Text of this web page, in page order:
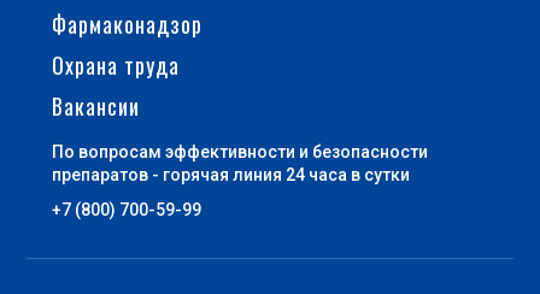
Фармаконадзор
Охрана труда
Вакансии
По вопросам эффективности и безопасности
препаратов - горячая линия 24 часа в сутки
+7 (800) 700-59-99